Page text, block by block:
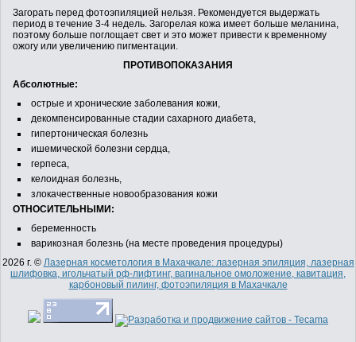
Загорать перед фотоэпиляцией нельзя. Рекомендуется выдержать
период в течение 3-4 недель. Загорелая кожа имеет больше меланина,
поэтому больше поглощает свет и это может привести к временному
ожогу или увеличению пигментации.
ПРОТИВОПОКАЗАНИЯ
Абсолютные:
острые и хронические заболевания кожи,
декомпенсированные стадии сахарного диабета,
гипертоническая болезнь
ишемической болезни сердца,
герпеса,
келоидная болезнь,
злокачественные новообразования кожи
ОТНОСИТЕЛЬНЫМИ:
беременность
варикозная болезнь (на месте проведения процедуры)
2026 г. © Лазерная косметология в Махачкале: лазерная эпиляция, лазерная
шлифовка, игольчатый рф-лифтинг, вагинальное омоложение, кавитация,
карбоновый пилинг, фотоэпиляция в Махачкале